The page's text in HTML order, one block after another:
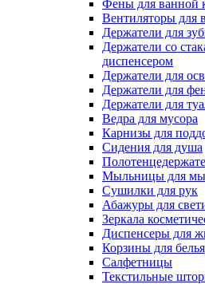
Фены для ванной
Вентиляторы для
Держатели для
Держатели со
диспенсером
Держатели для
Держатели для
Держатели для
Ведра для мусора
Карнизы для
Сидения для душа
Мыльницы для
Сушилки для рук
Абажуры для
Зеркала
Диспенсеры для
Корзины для белья
Салфетницы
Текстильные